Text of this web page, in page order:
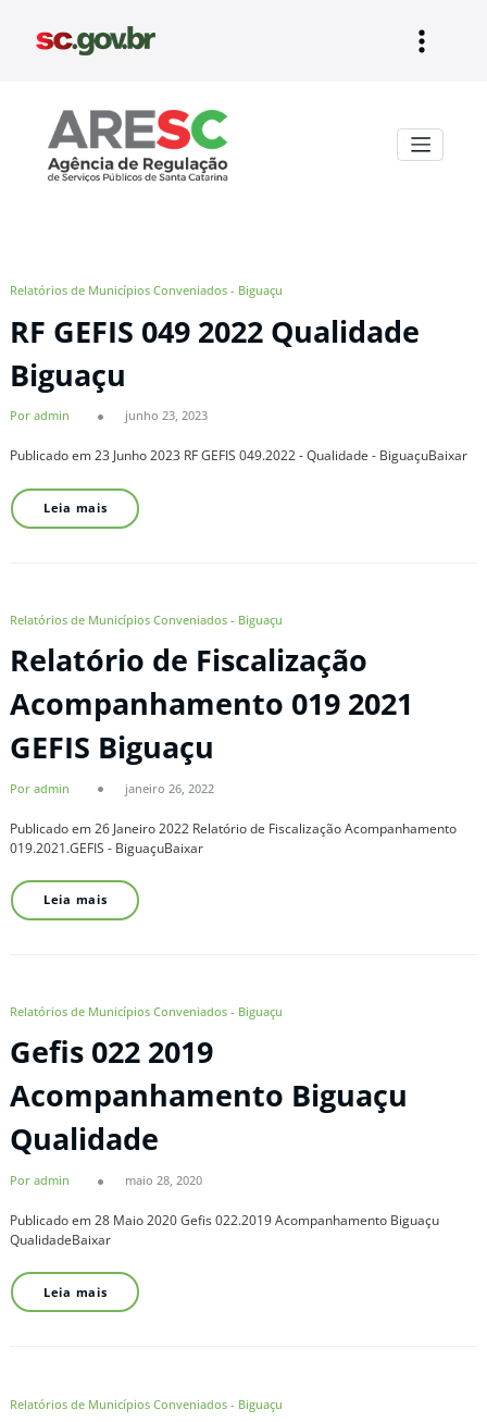
Relatórios de Municípios Conveniados - Biguaçu
RF GEFIS 049 2022 Qualidade
Biguaçu
Por admin junho 23, 2023
Publicado em 23 Junho 2023 RF GEFIS 049.2022 - Qualidade - BiguaçuBaixar
Leia mais
Relatórios de Municípios Conveniados - Biguaçu
Relatório de Fiscalização
Acompanhamento 019 2021
GEFIS Biguaçu
Por admin janeiro 26, 2022
Publicado em 26 Janeiro 2022 Relatório de Fiscalização Acompanhamento
019.2021.GEFIS - BiguaçuBaixar
Leia mais
Relatórios de Municípios Conveniados - Biguaçu
Gefis 022 2019
Acompanhamento Biguaçu
Qualidade
Por admin maio 28, 2020
Publicado em 28 Maio 2020 Gefis 022.2019 Acompanhamento Biguaçu
QualidadeBaixar
Leia mais
Relatórios de Municípios Conveniados - Biguaçu